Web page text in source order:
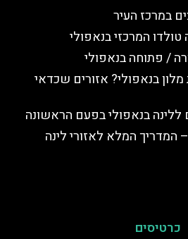
במרכז העיר
טולדו המרכזי בנאפולי
/ פתוחה בנאפולי
בנאפולי? אזורים שכדאי
ללינה בנאפולי בפעם הראשונה
המדריך המלא לאזורי לינה
כרטיסים